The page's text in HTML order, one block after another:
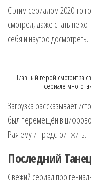
С этим сериалом 2020-го
смотрел, даже спать не
себя и наутро досмотреть.
Главный герой смотрит за
сериале много
Загрузка рассказывает
был перемещён в
Рая ему и предстоит жить.
Последний
Свежий сериал про